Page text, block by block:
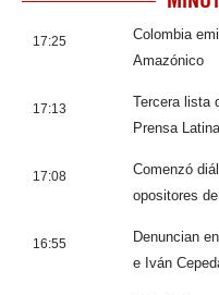
17:25
Colombia
Amazónico
17:13
Tercera lista
Prensa Latina
17:08
Comenzó
opositores
16:55
Denuncian
e Iván